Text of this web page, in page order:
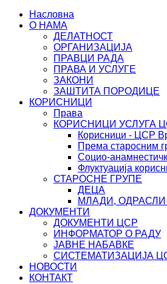
Насловна
О НАМА
ДЕЛАТНОСТ
ОРГАНИЗАЦИЈА
ПРАВЦИ РАДА
ПРАВА И УСЛУГЕ
ЗАКОНИ
ЗАШТИТА ПОРОДИЦЕ
КОРИСНИЦИ
Права
КОРИСНИЦИ УСЛУГА
Корисници - ЦСР
Према старосним
Социо-
Флуктуација
СТАРОСНЕ ГРУПЕ
ДЕЦА
МЛАДИ, ОДРАСЛИ
ДОКУМЕНТИ
ДОКУМЕНТИ ЦСР
ИНФОРМАТОР О РАДУ
ЈАВНЕ НАБАВКЕ
СИСТЕМАТИЗАЦИЈА
НОВОСТИ
КОНТАКТ